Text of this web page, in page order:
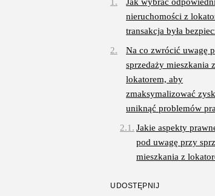
Jak wybrać
nieruchomości z
transakcja była
Na co zwrócić uwagę
sprzedaży mieszkania z
lokatorem, aby
zmaksymalizować
uniknąć problemów
Jakie aspekty
pod uwagę przy
mieszkania z
UDOSTĘPNIJ